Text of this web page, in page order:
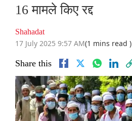
16 मामले किए रद्द
Shahadat
17 July 2025 9:57 AM(1 mins read )
Share this